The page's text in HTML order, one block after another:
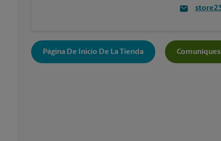
Página De Inicio De La Tienda